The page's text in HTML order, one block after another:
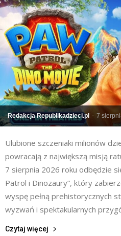
Redakcja Republikadzieci.pl - 7
Ulubione szczeniaki milionów
powracają z największą misją
7 sierpnia 2026 roku odbędzie
Patrol i Dinozaury”, który
wyspę pełną prehistorycznych
wyzwań i spektakularnych
Czytaj więcej